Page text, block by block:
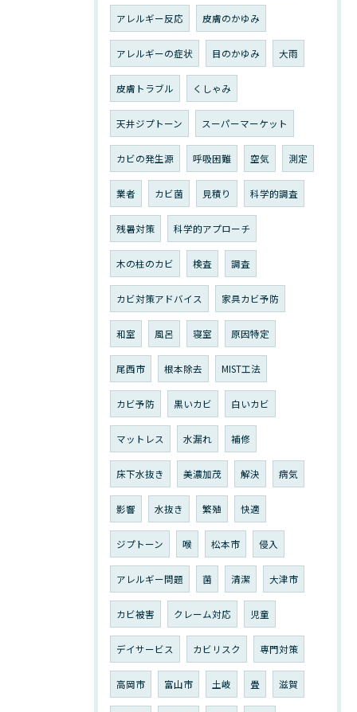
アレルギー反応 皮膚のかゆみ
アレルギーの症状 目のかゆみ 大雨
皮膚トラブル くしゃみ
天井ジプトーン スーパーマーケット
カビの発生源 呼吸困難 空気 測定
業者 カビ菌 見積り 科学的調査
残暑対策 科学的アプローチ
木の柱のカビ 検査 調査
カビ対策アドバイス 家具カビ予防
和室 風呂 寝室 原因特定
尾西市 根本除去 MIST工法
カビ予防 黒いカビ 白いカビ
マットレス 水漏れ 補修
床下水抜き 美濃加茂 解決 病気
影響 水抜き 繁殖 快適
ジプトーン 喉 松本市 侵入
アレルギー問題 菌 清潔 大津市
カビ被害 クレーム対応 児童
デイサービス カビリスク 専門対策
高岡市 富山市 土岐 畳 滋賀